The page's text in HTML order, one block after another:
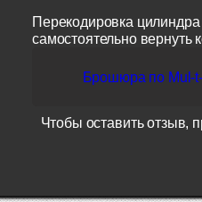
Перекодировка
самостоятельно вернуть
Брошюра по Mul-
Чтобы оставить отзыв,